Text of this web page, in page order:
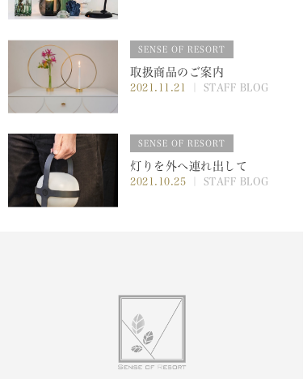
SENSE OF RESORT
取扱商品のご案内
2021.11.21 ｜ STAFF BLOG
SENSE OF RESORT
灯りを外へ連れ出して
2021.10.25 ｜ STAFF BLOG